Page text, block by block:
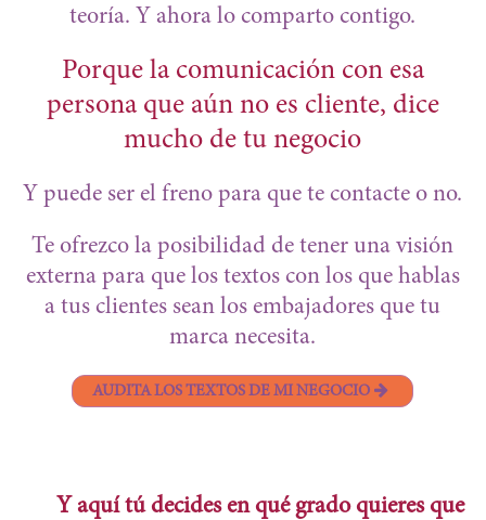
teoría. Y ahora lo comparto contigo.
Porque la comunicación con esa
persona que aún no es cliente, dice
mucho de tu negocio
Y puede ser el freno para que te contacte o no.
Te ofrezco la posibilidad de tener una visión
externa para que los textos con los que hablas
a tus clientes sean los embajadores que tu
marca necesita.
AUDITA LOS TEXTOS DE MI NEGOCIO
Y aquí tú decides en qué grado quieres que